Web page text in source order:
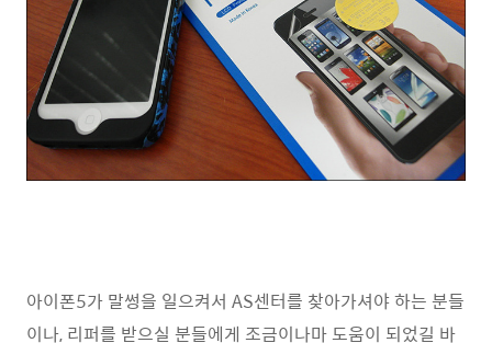
아이폰5가 말썽을 일으켜서 AS센터를 찾아가셔야 하는 분들
이나, 리퍼를 받으실 분들에게 조금이나마 도움이 되었길 바